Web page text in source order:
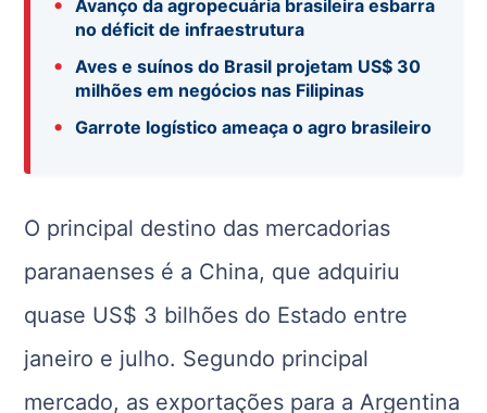
Avanço da agropecuária brasileira esbarra
no déficit de infraestrutura
•
Aves e suínos do Brasil projetam US$ 30
milhões em negócios nas Filipinas
• Garrote logístico ameaça o agro brasileiro
O principal destino das mercadorias
paranaenses é a China, que adquiriu
quase US$ 3 bilhões do Estado entre
janeiro e julho. Segundo principal
mercado, as exportações para a Argentina